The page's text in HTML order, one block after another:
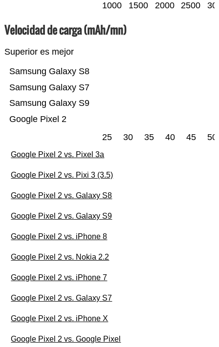
1000 1500 2000 2500
Velocidad de carga (mAh/mn)
Superior es mejor
Google Pixel 2
Samsung Galaxy S9
Samsung Galaxy S7
Samsung Galaxy S8
25 30 35 40 45 50
Google Pixel 2 vs. Pixel 3a
Google Pixel 2 vs. Pixi 3 (3.5)
Google Pixel 2 vs. Galaxy S8
Google Pixel 2 vs. Galaxy S9
Google Pixel 2 vs. iPhone 8
Google Pixel 2 vs. Nokia 2.2
Google Pixel 2 vs. iPhone 7
Google Pixel 2 vs. Galaxy S7
Google Pixel 2 vs. iPhone X
Google Pixel 2 vs. Google Pixel